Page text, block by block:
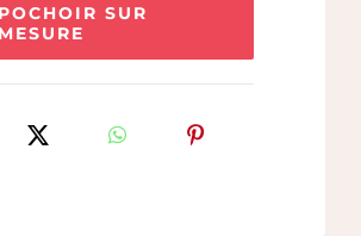
POCHOIR SUR
MESURE